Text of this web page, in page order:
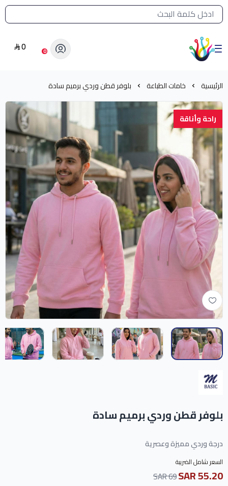
القائمة الرئيسية لمتجر الشرق النادر
الشرق النادر بيع مستلزمات طباعة حرارية 0
0
الرئيسية خامات الطباعة بلوفر قطن وردي برميم سادة
راحة وأناقة
بلوفر قطن وردي برميم سادة
درجة وردي مميزة وعصرية
السعر شامل الضريبة
55.20 SAR
69 SAR